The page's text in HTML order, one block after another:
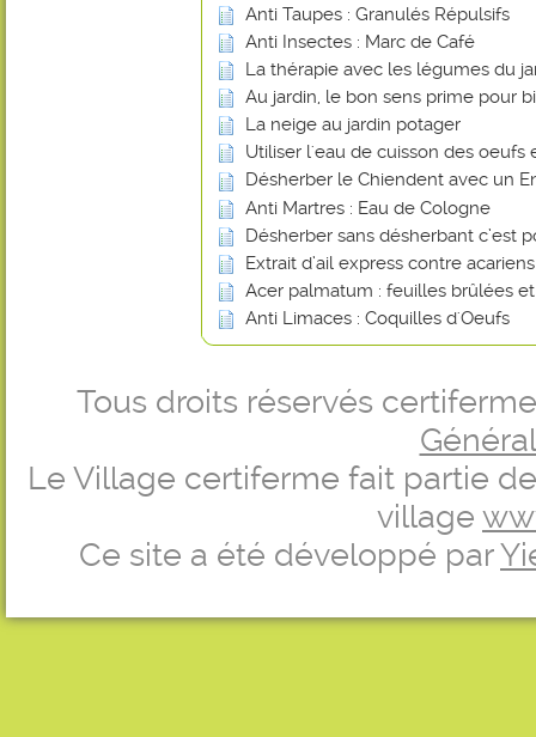
Anti Taupes : Granulés Répulsifs
Anti Insectes : Marc de Café
La thérapie avec les légumes du
Au jardin, le bon sens prime pour
La neige au jardin potager
Utiliser l'eau de cuisson des oeufs
Désherber le Chiendent avec un
Anti Martres : Eau de Cologne
Désherber sans désherbant c’est
Extrait d’ail express contre
Acer palmatum : feuilles brûlées
Anti Limaces : Coquilles d'Oeufs
Tous droits réservés
Le Village certiferme fait partie
village
Ce site a été développé par